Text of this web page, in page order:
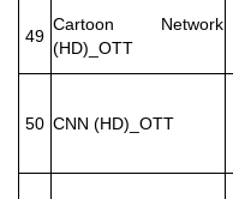
49
Cartoon Network
(HD)_OTT
50 CNN (HD)_OTT